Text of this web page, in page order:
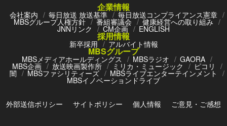
企業情報
会社案内 毎日放送 放送基準 毎日放送コンプライアンス憲章
MBSグループ人権方針 番組審議会 健康経営への取り組み
JNNリンク CM企画 ENGLISH
採用情報
新卒採用 アルバイト情報
MBSグループ
MBSメディアホールディングス MBSラジオ GAORA
MBS企画 放送映画製作所 ミリカ・ミュージック ピコリ
闇 MBSファシリティーズ MBSライブエンターテインメント
MBSイノベーションドライブ
外部送信ポリシー サイトポリシー 個人情報 ご意見・ご感想